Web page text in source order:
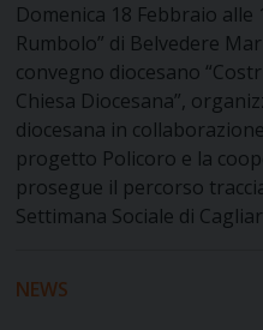
Domenica 18 Febbraio alle
Rumbolo” di Belvedere
convegno diocesano
Chiesa Diocesana”,
diocesana in
progetto Policoro e la
prosegue il percorso
Settimana Sociale di
NEWS